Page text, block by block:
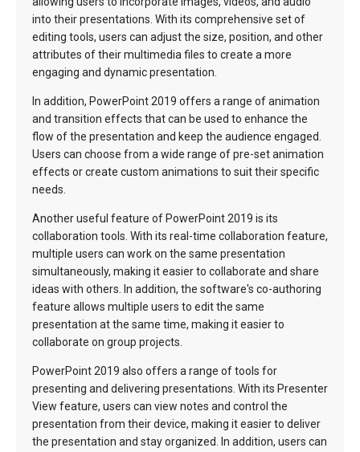
into their presentations. With its comprehensive set of
editing tools, users can adjust the size, position, and other
attributes of their multimedia files to create a more
engaging and dynamic presentation.
In addition, PowerPoint 2019 offers a range of animation
and transition effects that can be used to enhance the
flow of the presentation and keep the audience engaged.
Users can choose from a wide range of pre-set animation
effects or create custom animations to suit their specific
needs.
Another useful feature of PowerPoint 2019 is its
collaboration tools. With its real-time collaboration feature,
multiple users can work on the same presentation
simultaneously, making it easier to collaborate and share
ideas with others. In addition, the software's co-authoring
feature allows multiple users to edit the same
presentation at the same time, making it easier to
collaborate on group projects.
PowerPoint 2019 also offers a range of tools for
presenting and delivering presentations. With its Presenter
View feature, users can view notes and control the
presentation from their device, making it easier to deliver
the presentation and stay organized. In addition, users can